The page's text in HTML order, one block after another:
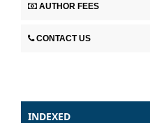
AUTHOR FEES
CONTACT US
INDEXED